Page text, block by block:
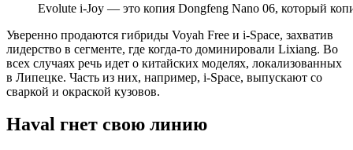
Evolute i-Joy — это копия Dongfeng Nano 06, который
Уверенно продаются гибриды Voyah Free и i-Space, захватив
лидерство в сегменте, где когда-то доминировали Lixiang. Во
всех случаях речь идет о китайских моделях, локализованных
в Липецке. Часть из них, например, i-Space, выпускают со
сваркой и окраской кузовов.
Haval гнет свою линию